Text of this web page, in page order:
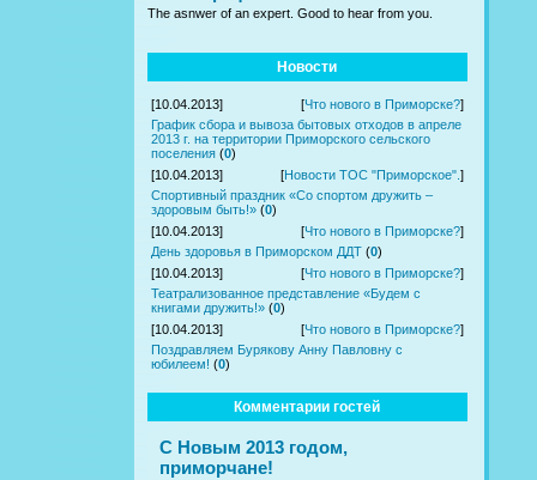
The asnwer of an expert. Good to hear from you.
Новости
[10.04.2013] [Что нового в Приморске?]
График сбора и вывоза бытовых отходов в апреле
2013 г. на территории Приморского сельского
поселения (0)
[10.04.2013]
[Новости ТОС "Приморское". ]
Спортивный праздник «Со спортом дружить –
здоровым быть!» (0)
[10.04.2013]
[Что нового в Приморске?]
День здоровья в Приморском ДДТ (0)
[10.04.2013]
[Что нового в Приморске?]
Театрализованное представление «Будем с
книгами дружить!» (0)
[10.04.2013]
[Что нового в Приморске?]
Поздравляем Бурякову Анну Павловну с
юбилеем! (0)
Комментарии гостей
С Новым 2013 годом,
приморчане!